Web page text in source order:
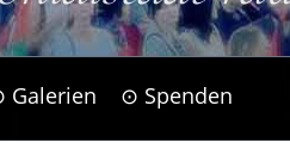
Galerien ⊙ Spenden